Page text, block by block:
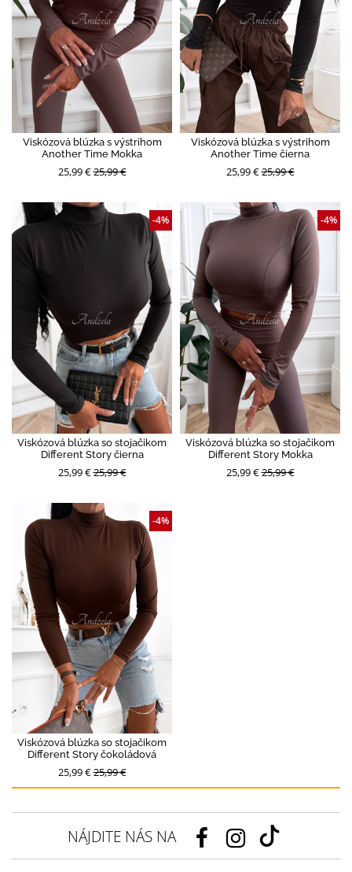
Viskózová blúzka s výstrihom
Another Time Mokka
25,99 €25,99 €
Viskózová blúzka s výstrihom
Another Time čierna
25,99 €25,99 €
Viskózová blúzka so stojačikom
Different Story čierna
25,99 €25,99 €
-4%
Viskózová blúzka so stojačikom
Different Story Mokka
25,99 €25,99 €
-4%
Viskózová blúzka so stojačikom
Different Story čokoládová
25,99 €25,99 €
-4%
NÁJDITE NÁS NA